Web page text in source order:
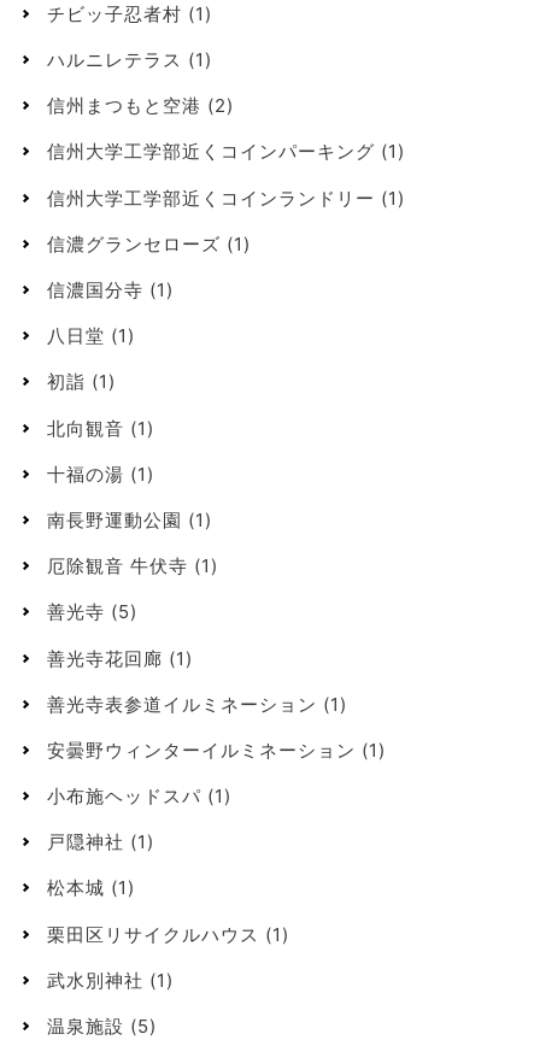
チビッ子忍者村 (1)
ハルニレテラス (1)
信州まつもと空港 (2)
信州大学工学部近くコインパーキング (1)
信州大学工学部近くコインランドリー (1)
信濃グランセローズ (1)
信濃国分寺 (1)
八日堂 (1)
初詣 (1)
北向観音 (1)
十福の湯 (1)
南長野運動公園 (1)
厄除観音 牛伏寺 (1)
善光寺 (5)
善光寺花回廊 (1)
善光寺表参道イルミネーション (1)
安曇野ウィンターイルミネーション (1)
小布施ヘッドスパ (1)
戸隠神社 (1)
松本城 (1)
栗田区リサイクルハウス (1)
武水別神社 (1)
温泉施設 (5)